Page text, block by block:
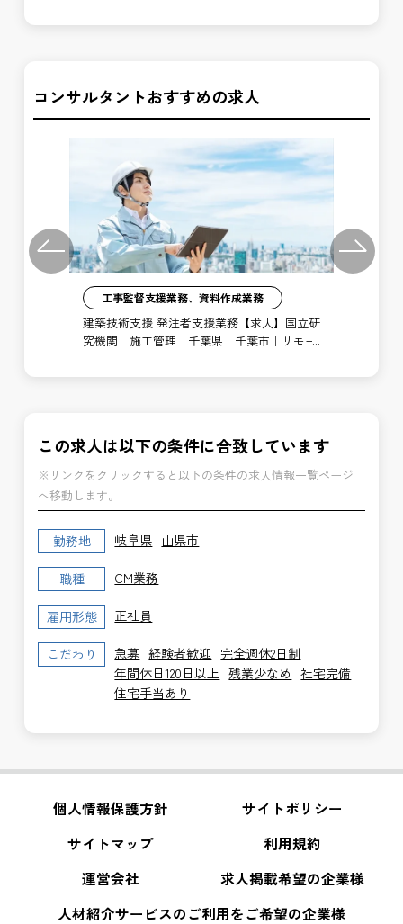
コンサルタントおすすめの求人
Previous
工事監督支援業務、資料作成業務
建築技術支援 発注者支援業務【求人】国立研
究機関 施工管理 千葉県 千葉市｜リモー
Next
この求人は以下の条件に合致しています
※リンクをクリックすると以下の条件の求人情報一覧ページ
へ移動します。
勤務地 岐阜県 山県市
職種 CM業務
雇用形態 正社員
こだわり 急募 経験者歓迎 完全週休2日制
年間休日120日以上 残業少なめ
社宅完備
住宅手当あり
個人情報保護方針
サイトポリシー
サイトマップ
利用規約
運営会社
求人掲載希望の企業様
人材紹介サービスのご利用をご希望の企業様